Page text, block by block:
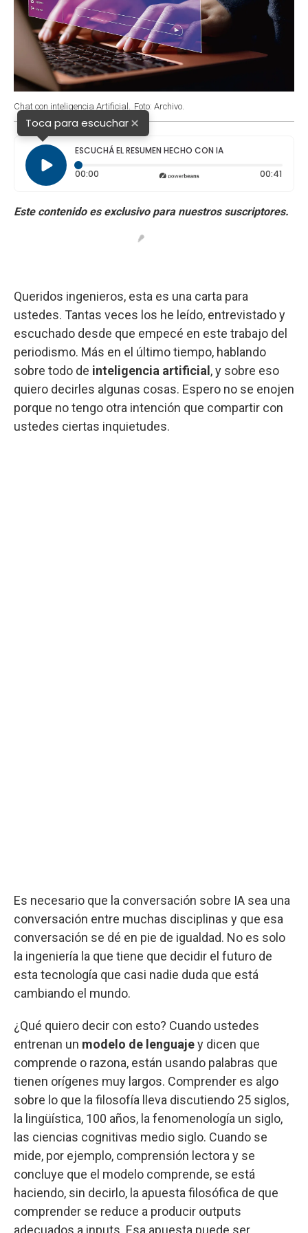
Chat con inteligencia Artificial. Foto: Archivo.
Toca para escuchar×
ESCUCHÁ EL RESUMEN HECHO CON IA
00:00 Tiempo transcurrido: 0 segundos 00:41
Queridos ingenieros, esta es una carta para
ustedes. Tantas veces los he leído, entrevistado y
escuchado desde que empecé en este trabajo del
periodismo. Más en el último tiempo, hablando
sobre todo de inteligencia artificial , y sobre eso
quiero decirles algunas cosas. Espero no se enojen
porque no tengo otra intención que compartir con
ustedes ciertas inquietudes.
Es necesario que la conversación sobre IA sea una
conversación entre muchas disciplinas y que esa
conversación se dé en pie de igualdad. No es solo
la ingeniería la que tiene que decidir el futuro de
esta tecnología que casi nadie duda que está
cambiando el mundo.
¿Qué quiero decir con esto? Cuando ustedes
entrenan un modelo de lenguajey dicen que
comprende o razona, están usando palabras que
tienen orígenes muy largos. Comprender es algo
sobre lo que la filosofía lleva discutiendo 25 siglos,
la lingüística, 100 años, la fenomenología un siglo,
las ciencias cognitivas medio siglo. Cuando se
mide, por ejemplo, comprensión lectora y se
concluye que el modelo comprende, se está
haciendo, sin decirlo, la apuesta filosófica de que
comprender se reduce a producir outputs
adecuados a inputs. Esa apuesta puede ser